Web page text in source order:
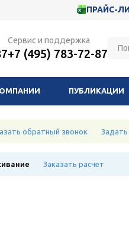
ПРАЙС-
Сервис и поддержка
+7 (495) 783-72-87
ПУБЛИКАЦИИ
обратный звонок Задать
Заказать расчет